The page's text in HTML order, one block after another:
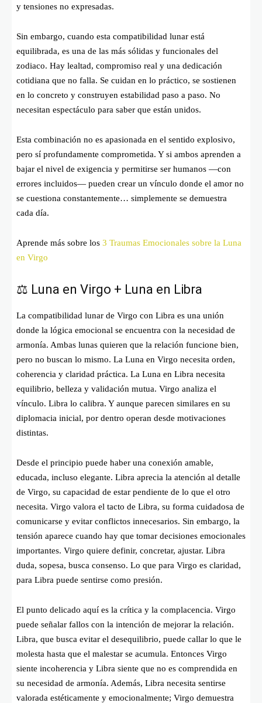
y tensiones no expresadas.
Sin embargo, cuando esta compatibilidad lunar está
equilibrada, es una de las más sólidas y funcionales del
zodiaco. Hay lealtad, compromiso real y una dedicación
cotidiana que no falla. Se cuidan en lo práctico, se sostienen
en lo concreto y construyen estabilidad paso a paso. No
necesitan espectáculo para saber que están unidos.
Esta combinación no es apasionada en el sentido explosivo,
pero sí profundamente comprometida. Y si ambos aprenden a
bajar el nivel de exigencia y permitirse ser humanos —con
errores incluidos— pueden crear un vínculo donde el amor no
se cuestiona constantemente… simplemente se demuestra
cada día.
Aprende más sobre los 3 Traumas Emocionales sobre la Luna
en Virgo
⚖️ Luna en Virgo + Luna en Libra
La compatibilidad lunar de Virgo con Libra es una unión
donde la lógica emocional se encuentra con la necesidad de
armonía. Ambas lunas quieren que la relación funcione bien,
pero no buscan lo mismo. La Luna en Virgo necesita orden,
coherencia y claridad práctica. La Luna en Libra necesita
equilibrio, belleza y validación mutua. Virgo analiza el
vínculo. Libra lo calibra. Y aunque parecen similares en su
diplomacia inicial, por dentro operan desde motivaciones
distintas.
Desde el principio puede haber una conexión amable,
educada, incluso elegante. Libra aprecia la atención al detalle
de Virgo, su capacidad de estar pendiente de lo que el otro
necesita. Virgo valora el tacto de Libra, su forma cuidadosa de
comunicarse y evitar conflictos innecesarios. Sin embargo, la
tensión aparece cuando hay que tomar decisiones emocionales
importantes. Virgo quiere definir, concretar, ajustar. Libra
duda, sopesa, busca consenso. Lo que para Virgo es claridad,
para Libra puede sentirse como presión.
El punto delicado aquí es la crítica y la complacencia. Virgo
puede señalar fallos con la intención de mejorar la relación.
Libra, que busca evitar el desequilibrio, puede callar lo que le
molesta hasta que el malestar se acumula. Entonces Virgo
siente incoherencia y Libra siente que no es comprendida en
su necesidad de armonía. Además, Libra necesita sentirse
valorada estéticamente y emocionalmente; Virgo demuestra